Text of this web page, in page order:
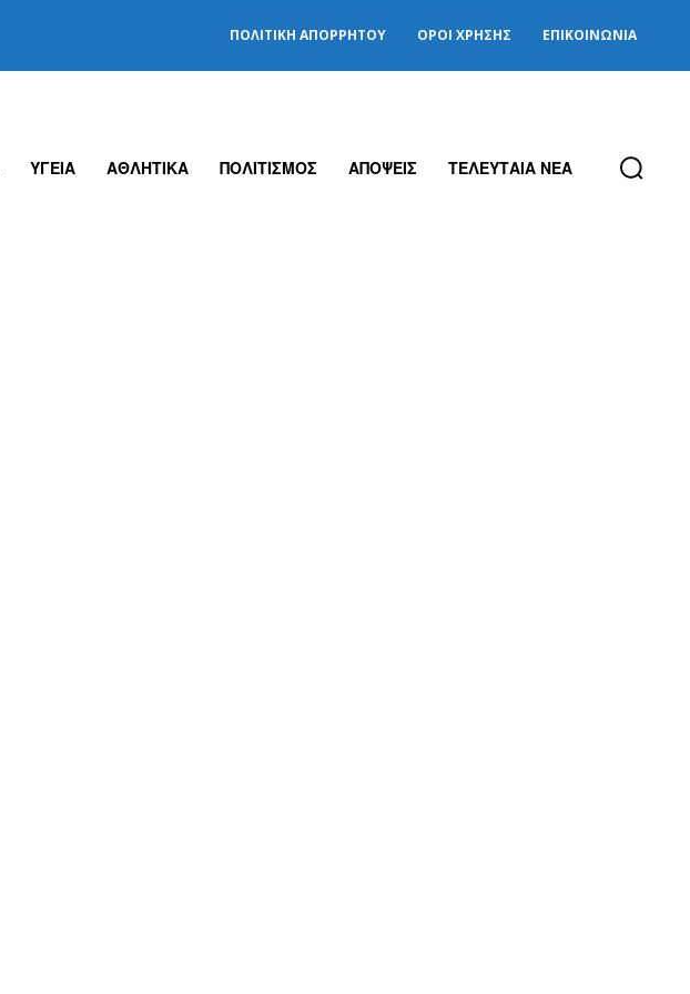
ΠΟΛΙΤΙΚΉ ΑΠΟΡΡΉΤΟΥ ΌΡΟΙ ΧΡΉΣΗΣ ΕΠΙΚΟΙΝΩΝΊΑ
ΥΓΕΙΑ ΑΘΛΗΤΙΚΑ ΠΟΛΙΤΙΣΜΟΣ ΑΠΟΨΕΙΣ ΤΕΛΕΥΤΑΙΑ ΝΕΑ